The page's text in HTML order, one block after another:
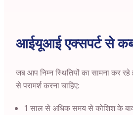
आईयूआई एक्सपर्ट से कब
जब आप निम्न स्थितियों का सामना कर
से परामर्श करना चाहिए:
1 साल से अधिक समय से कोशिश के